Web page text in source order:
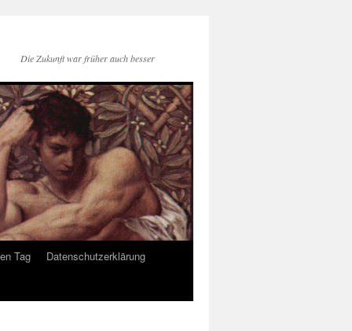
Die Zukunft war früher auch besser
Tag
Datenschutzerklärung